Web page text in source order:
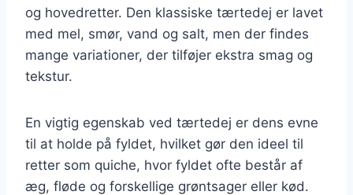
og hovedretter. Den klassiske tærtedej er lavet
med mel, smør, vand og salt, men der findes
mange variationer, der tilføjer ekstra smag og
tekstur.
En vigtig egenskab ved tærtedej er dens evne
til at holde på fyldet, hvilket gør den ideel til
retter som quiche, hvor fyldet ofte består af
æg, fløde og forskellige grøntsager eller kød.